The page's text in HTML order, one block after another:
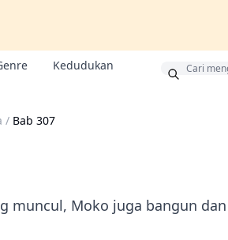
Kedudukan
/ Bab 307
muncul, Moko juga bangun